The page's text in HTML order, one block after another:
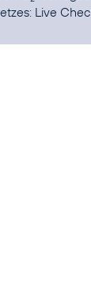
Live